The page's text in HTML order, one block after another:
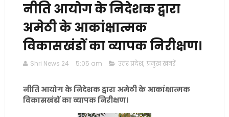
नीति आयोग के निदेशक द्वारा
अमेठी के आकांक्षात्मक
विकासखंडों का व्यापक निरीक्षण।
Shri News 24 5:05 am उत्तर प्रदेश, प्रमुख खबरें
नीति आयोग के निदेशक द्वारा अमेठी के आकांक्षात्मक
विकासखंडों का व्यापक निरीक्षण।